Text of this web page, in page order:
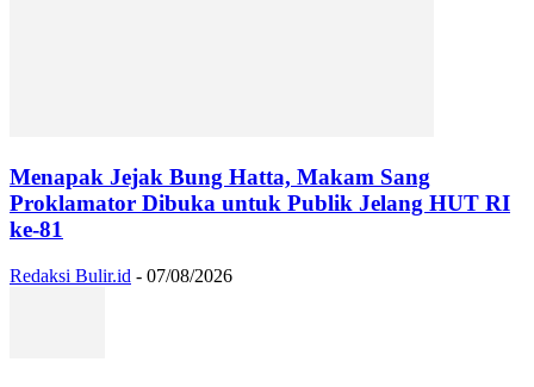
Menapak Jejak Bung Hatta, Makam Sang
Proklamator Dibuka untuk Publik Jelang HUT RI
ke-81
Redaksi Bulir.id - 07/08/2026